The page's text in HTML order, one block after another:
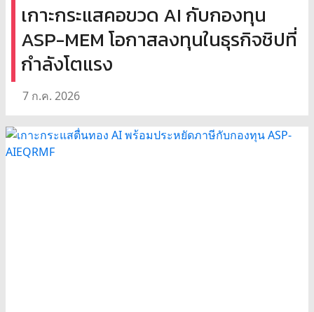
เกาะกระแสคอขวด AI กับกองทุน
ASP-MEM โอกาสลงทุนในธุรกิจชิปที่
กำลังโตแรง
7 ก.ค. 2026